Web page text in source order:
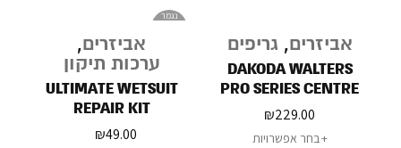
אביזרים, גריפים
DAKODA WALTERS
PRO SERIES CENTRE
DECK
₪229.00
בחר אפשרויות
נגמר
אביזרים,
ערכות תיקון
ULTIMATE WETSUIT
REPAIR KIT
₪49.00